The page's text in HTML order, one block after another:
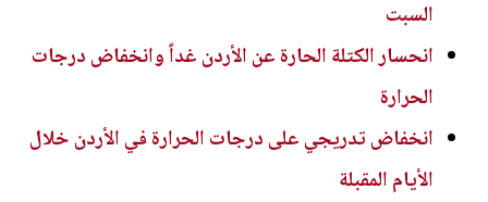
السبت
انحسار الكتلة الحارة عن الأردن غداً وانخفاض درجات
الحرارة
انخفاض تدريجي على درجات الحرارة في الأردن خلال
الأيام المقبلة